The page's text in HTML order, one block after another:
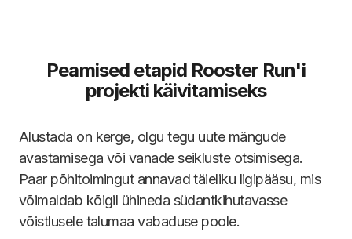
Peamised etapid Rooster Run'i
projekti käivitamiseks
Alustada on kerge, olgu tegu uute mängude
avastamisega või vanade seikluste otsimisega.
Paar põhitoimingut annavad täieliku ligipääsu, mis
võimaldab kõigil ühineda südantkihutavasse
võistlusele talumaa vabaduse poole.